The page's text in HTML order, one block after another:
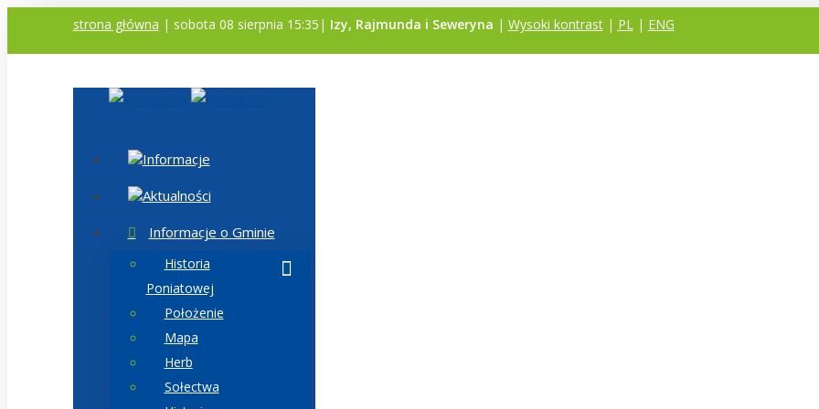
strona główna | sobota 08 sierpnia 15:35| Izy, Rajmunda i Seweryna | Wysoki kontrast| PL| ENG
Informacje
Aktualności
Informacje o Gminie
Historia
Poniatowej
Położenie
Mapa
Herb
Sołectwa